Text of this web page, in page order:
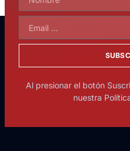
Al presionar el botón
nuestra